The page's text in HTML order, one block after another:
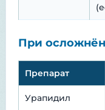
При
Препарат
Урапидил